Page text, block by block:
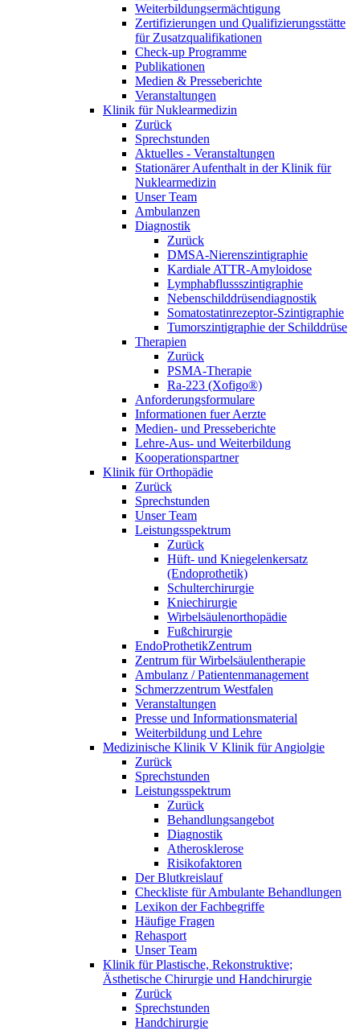
Weiterbildungsermächtigung
Zertifizierungen und Qualifizierungsstätte
für Zusatzqualifikationen
Check-up Programme
Publikationen
Medien & Presseberichte
Veranstaltungen
Klinik für Nuklearmedizin
Zurück
Sprechstunden
Aktuelles - Veranstaltungen
Stationärer Aufenthalt in der Klinik für
Nuklearmedizin
Unser Team
Ambulanzen
Diagnostik
Zurück
DMSA-Nierenszintigraphie
Kardiale ATTR-Amyloidose
Lymphabflussszintigraphie
Nebenschilddrüsendiagnostik
Somatostatinrezeptor-Szintigraphie
Tumorszintigraphie der Schilddrüse
Therapien
Zurück
PSMA-Therapie
Ra-223 (Xofigo®)
Anforderungsformulare
Informationen fuer Aerzte
Medien- und Presseberichte
Lehre-Aus- und Weiterbildung
Kooperationspartner
Klinik für Orthopädie
Zurück
Sprechstunden
Unser Team
Leistungsspektrum
Zurück
Hüft- und Kniegelenkersatz
(Endoprothetik)
Schulterchirurgie
Kniechirurgie
Wirbelsäulenorthopädie
Fußchirurgie
EndoProthetikZentrum
Zentrum für Wirbelsäulentherapie
Ambulanz / Patientenmanagement
Schmerzzentrum Westfalen
Veranstaltungen
Presse und Informationsmaterial
Weiterbildung und Lehre
Medizinische Klinik V Klinik für Angiolgie
Zurück
Sprechstunden
Leistungsspektrum
Zurück
Behandlungsangebot
Diagnostik
Atherosklerose
Risikofaktoren
Der Blutkreislauf
Checkliste für Ambulante Behandlungen
Lexikon der Fachbegriffe
Häufige Fragen
Rehasport
Unser Team
Klinik für Plastische, Rekonstruktive;
Ästhetische Chirurgie und Handchirurgie
Zurück
Sprechstunden
Handchirurgie